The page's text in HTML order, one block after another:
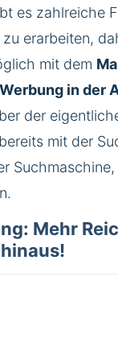
es zahlreiche
erarbeiten,
mit dem
Werbung in der
der
mit der
Mehr